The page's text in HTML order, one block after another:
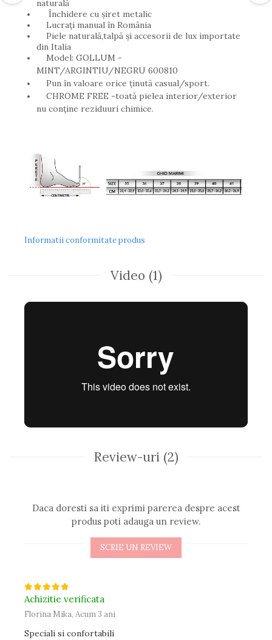
naturală
Închidere cu șiret metalic
Lucrați manual în România
Piele naturală,talpă și accesorii de lux importate
din Italia
Model: GOLLUM -
MINT/ARGINTIU/NEGRU 600810
Pun în valoare orice ținută casual/sport.
CHROME FREE -toată pielea interior/exterior
nu conține reziduuri chimice.
Informatii conformitate produs
Video (1)
Review-uri (2)
Daca doresti sa iti exprimi parerea despre acest
produs poti adauga un review.
SCRIE UN REVIEW
Achizitie verificata
Florina Mika, Acum 3 ani
Speciali si confortabili